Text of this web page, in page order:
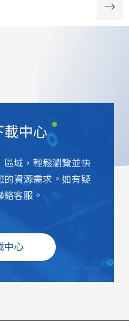
中心
域，輕鬆瀏覽並快
資源需求。如有疑
客服。
中心